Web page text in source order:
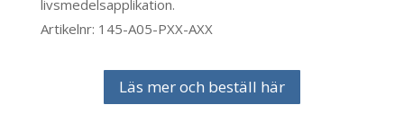
livsmedelsapplikation.
Artikelnr: 145-A05-PXX-AXX
Läs mer och beställ här